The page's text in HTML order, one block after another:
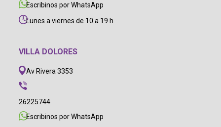
Escribinos por WhatsApp
Lunes a viernes de 10 a 19 h
VILLA DOLORES
Av Rivera 3353
26225744
Escribinos por WhatsApp